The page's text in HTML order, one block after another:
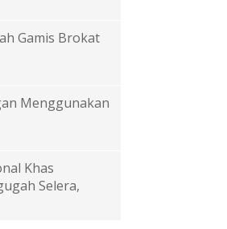
Gamis Brokat
Menggunakan
Khas
Selera,